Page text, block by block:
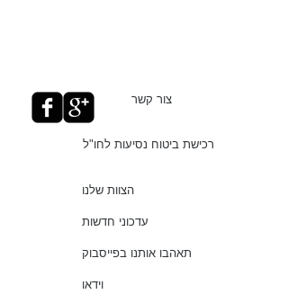
צור קשר
רכישת ביטוח נסיעות לחו"ל
הצוות שלנו
עדכוני חדשות
תאהבו אותנו בפייסבוק
וידאו